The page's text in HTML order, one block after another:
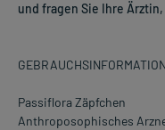
und fragen Sie Ihre
Passiflora Zäpfchen
Anthroposophisches